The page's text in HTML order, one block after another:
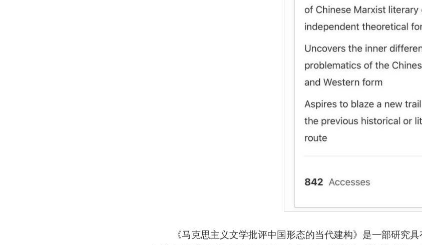
《马克思主义文学批评中国形态的当代建构》是一部研究